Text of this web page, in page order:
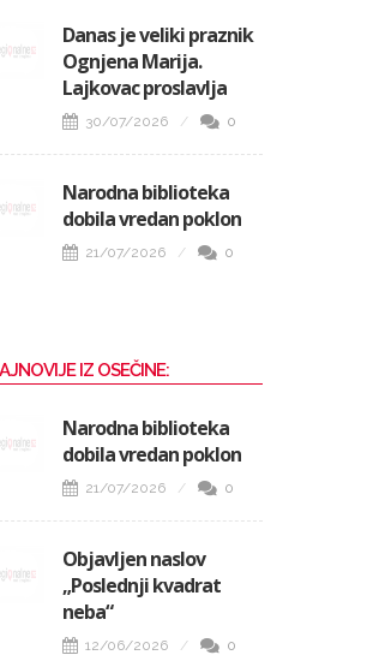
Danas je veliki praznik
Ognjena Marija.
Lajkovac proslavlja
30/07/2026 0
Narodna biblioteka
dobila vredan poklon
21/07/2026 0
IZ OSEČINE:
Narodna biblioteka
dobila vredan poklon
21/07/2026 0
Objavljen naslov
„Poslednji kvadrat
neba“
12/06/2026 0